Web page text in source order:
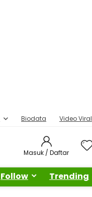
Biodata Video Viral
Masuk / Daftar
Follow Trending